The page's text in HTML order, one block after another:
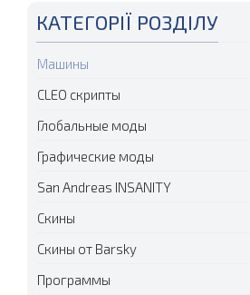
КАТЕГОРІЇ РОЗДІЛУ
Машины
CLEO скрипты
Глобальные моды
Графические моды
San Andreas INSANITY
Скины
Скины от Barsky
Программы